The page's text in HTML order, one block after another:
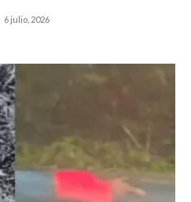
6 julio, 2026